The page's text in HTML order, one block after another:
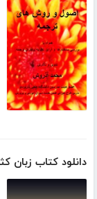
دانلود کتاب زبان